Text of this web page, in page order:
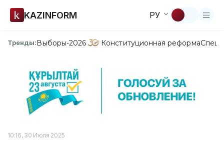
KAZINFORM РУ
Тренды:Выборы-2026 Конституционная реформа
10:16, 30 Июля 2025